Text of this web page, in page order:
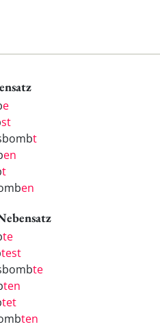
e
st
t
en
t
en
te
test
te
ten
tet
ten